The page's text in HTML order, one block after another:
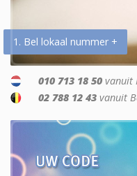
1. Bel lokaal nummer +
010 713 18 50 vanuit
02 788 12 43 vanuit